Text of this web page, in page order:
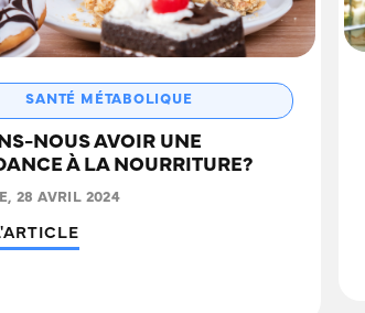
SANTÉ MÉTABOLIQUE
NOUS AVOIR UNE
À LA NOURRITURE?
28 AVRIL 2024